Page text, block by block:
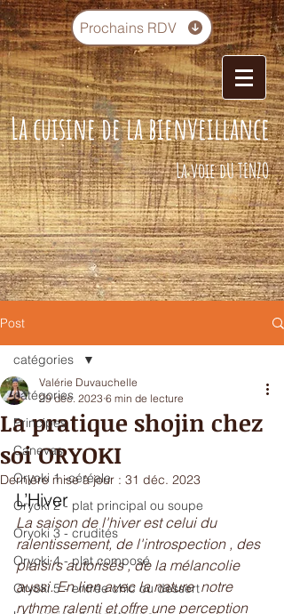
Prochains RDV
La cuisine de la bienveillance
La voie dU TENZO
Post
catégories
Principes
Canevas
Oryoki 1 -céréale
Oryoki 2 - plat principal ou soupe
Oryoki 3 - crudités
Oryoki 4 - plat composé
Oryoki 5 - entrée chic ou dessert
catégories
La pratique shojin chez
soi ORYOKI
Valérie Duvauchelle
29 déc. 2023 6 min de lecture
Dernière mise à jour : 31 déc. 2023
L’Hiver
La saison de l'hiver est celui du
ralentissement, de l'introspection , des
plaisirs autorisés , de la mélancolie
aussi. En lien avec la nature  notre
rythme ralenti et offre une perception